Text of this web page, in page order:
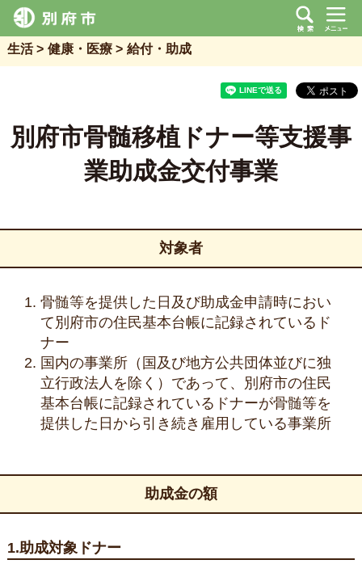
生活 健康・医療 給付・助成
別府市骨髄移植ドナー等支援事
業助成金交付事業
対象者
骨髄等を提供した日及び助成金申請時におい
て別府市の住民基本台帳に記録されているド
ナー
国内の事業所（国及び地方公共団体並びに独
立行政法人を除く）であって、別府市の住民
基本台帳に記録されているドナーが骨髄等を
提供した日から引き続き雇用している事業所
助成金の額
1.助成対象ドナー